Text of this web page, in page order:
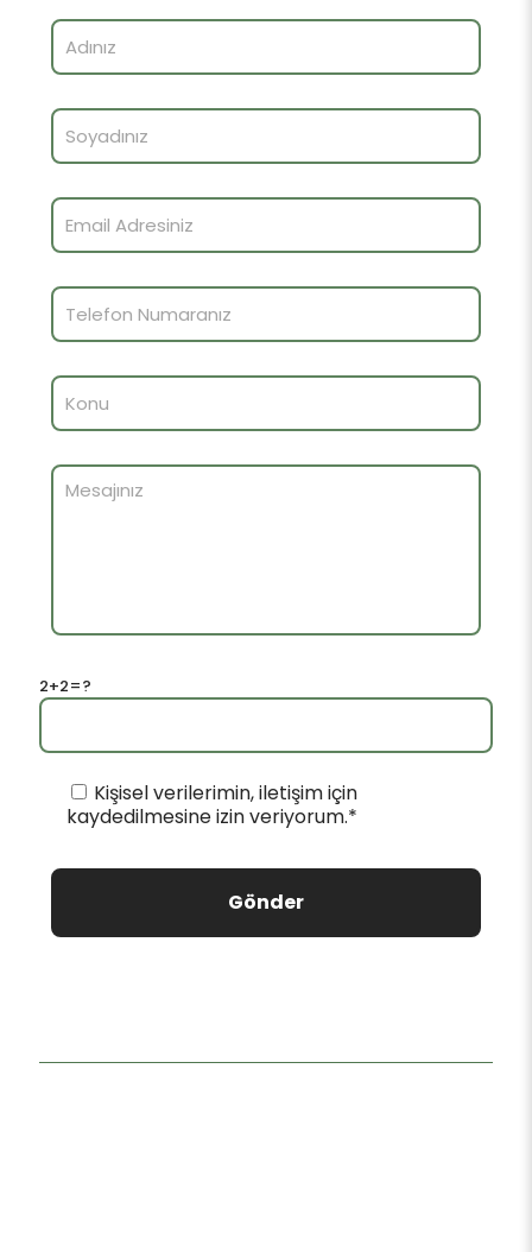
2+2=?
Kişisel verilerimin, iletişim için
kaydedilmesine izin veriyorum.*